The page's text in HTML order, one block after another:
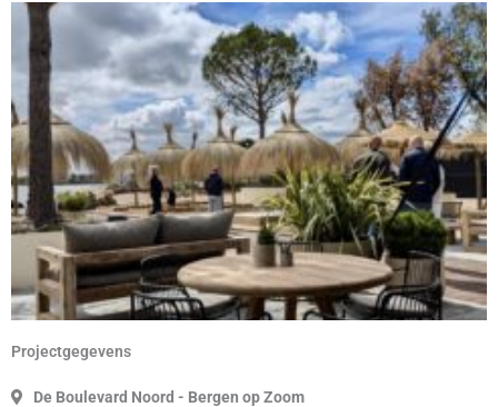
Projectgegevens
De Boulevard Noord - Bergen op Zoom